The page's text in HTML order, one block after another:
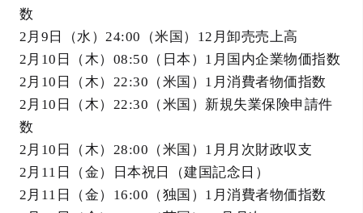
数
2月9日（水）24:00（米国）12月卸売売上高
2月10日（木）08:50（日本）1月国内企業物価指数
2月10日（木）22:30（米国）1月消費者物価指数
2月10日（木）22:30（米国）新規失業保険申請件
数
2月10日（木）28:00（米国）1月月次財政収支
2月11日（金）日本祝日（建国記念日）
2月11日（金）16:00（独国）1月消費者物価指数